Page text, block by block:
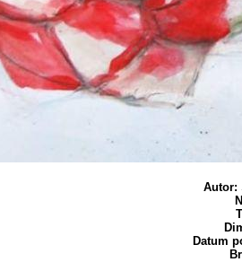
Autor:
Datum